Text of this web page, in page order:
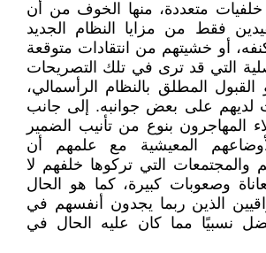
خلفيات متعددة، منها الخوف من أن
فقط من مزايا النظام الجديد
أو خشيتهم من انتقادات متوقعة
التي قد ترى في تلك التصريحات
القبول المطلق بالنظام الرأسمالي،
على بعض جوانبه. إلى جانب
المهاجرون بنوع من تأنيب الضمير
المعيشية مع علمهم أن
والمجتمعات التي تركوها خلفهم لا
وصعوبات كبيرة، كما هو الحال
الذين ربما يجدون أنفسهم في
نسبيًا مما كان عليه الحال في